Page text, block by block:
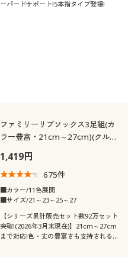
ーパードサポート!5本指タイプ登場!
ファミリーリブソックス3足組(カ
ラー豊富・21cm～27cm)(クルー
1,419円
675件
■カラー/11色展開
■サイズ/21～23～25～27
【シリーズ累計販売セット数92万セット
突破!(2026年3月末現在)】21cm～27cm
まで対応!色・丈の豊富さも支持される